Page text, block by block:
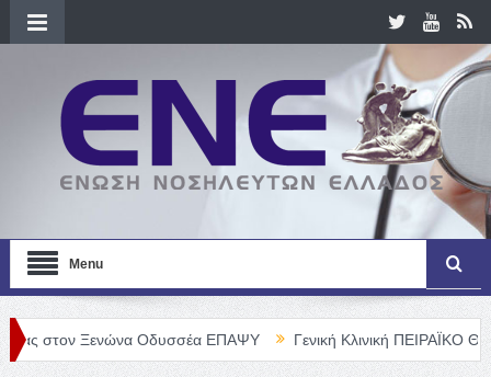
Menu
Ξενώνα Οδυσσέα ΕΠΑΨΥ Γενική Κλινική ΠΕΙΡΑΪΚΟ